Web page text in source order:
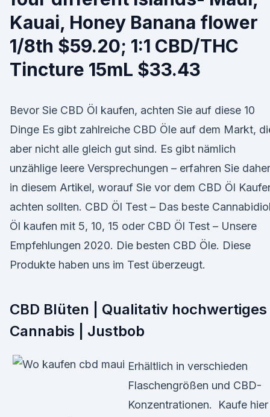
Kauai, Honey Banana flower
1/8th $59.20; 1:1 CBD/THC
Tincture 15mL $33.43
Bevor Sie CBD Öl kaufen, achten Sie auf diese 10
Dinge Es gibt zahlreiche CBD Öle auf dem Markt,
aber nicht alle gleich gut sind. Es gibt nämlich
unzählige leere Versprechungen – erfahren Sie daher
in diesem Artikel, worauf Sie vor dem CBD Öl
achten sollten. CBD Öl Test – Das beste Cannabidiol
Öl kaufen mit 5, 10, 15 oder CBD Öl Test – Unsere
Empfehlungen 2020. Die besten CBD Öle. Diese
Produkte haben uns im Test überzeugt.
CBD Blüten | Qualitativ hochwertiges
Cannabis | Justbob
Erhältlich in verschieden
Flaschengrößen und CBD-
Konzentrationen. ️ Kaufe hier